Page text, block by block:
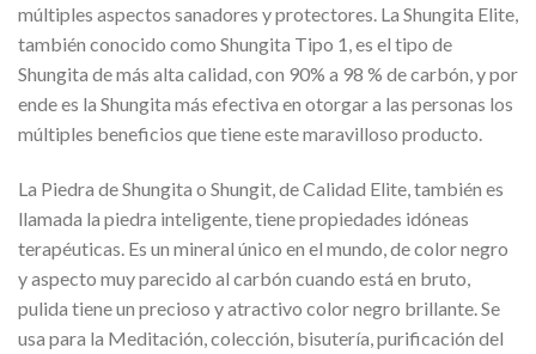
múltiples aspectos sanadores y protectores. La Shungita Elite,
también conocido como Shungita Tipo 1, es el tipo de
Shungita de más alta calidad, con 90% a 98 % de carbón, y por
ende es la Shungita más efectiva en otorgar a las personas los
múltiples beneficios que tiene este maravilloso producto.
La Piedra de Shungita o Shungit, de Calidad Elite, también es
llamada la piedra inteligente, tiene propiedades idóneas
terapéuticas. Es un mineral único en el mundo, de color negro
y aspecto muy parecido al carbón cuando está en bruto,
pulida tiene un precioso y atractivo color negro brillante. Se
usa para la Meditación, colección, bisutería, purificación del